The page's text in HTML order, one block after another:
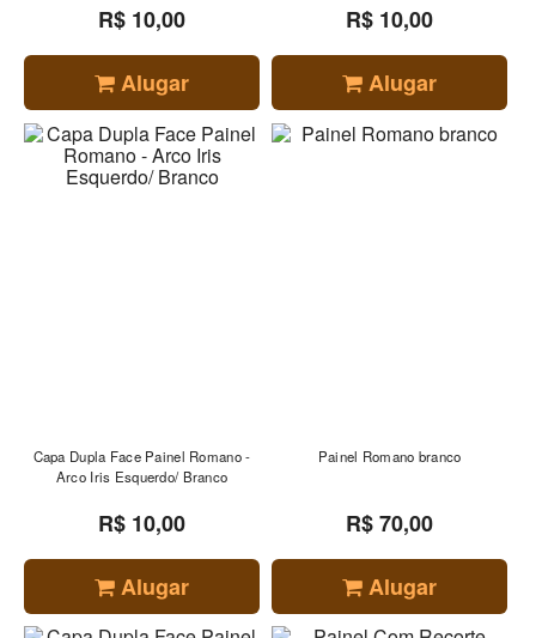
R$ 10,00
Alugar
R$ 10,00
Alugar
Capa Dupla Face Painel Romano -
Arco Iris Esquerdo/ Branco
R$ 10,00
Alugar
Painel Romano branco
R$ 70,00
Alugar